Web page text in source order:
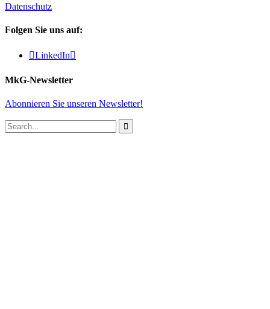
Datenschutz
Folgen Sie uns auf:
LinkedIn
MkG-Newsletter
Abonnieren Sie unseren Newsletter!
